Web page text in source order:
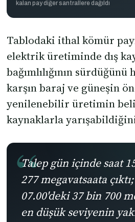
kalan pay diğer santrallere dağıldı
Tablodaki ithal kömür
elektrik üretiminde dış
bağımlılığının
karşın baraj ve güneşin
yenilenebilir üretimin
kaynaklarla
Talep gün içinde saat
277 megavatsaata
07.00'deki 37 bin 700
en düşük seviyenin